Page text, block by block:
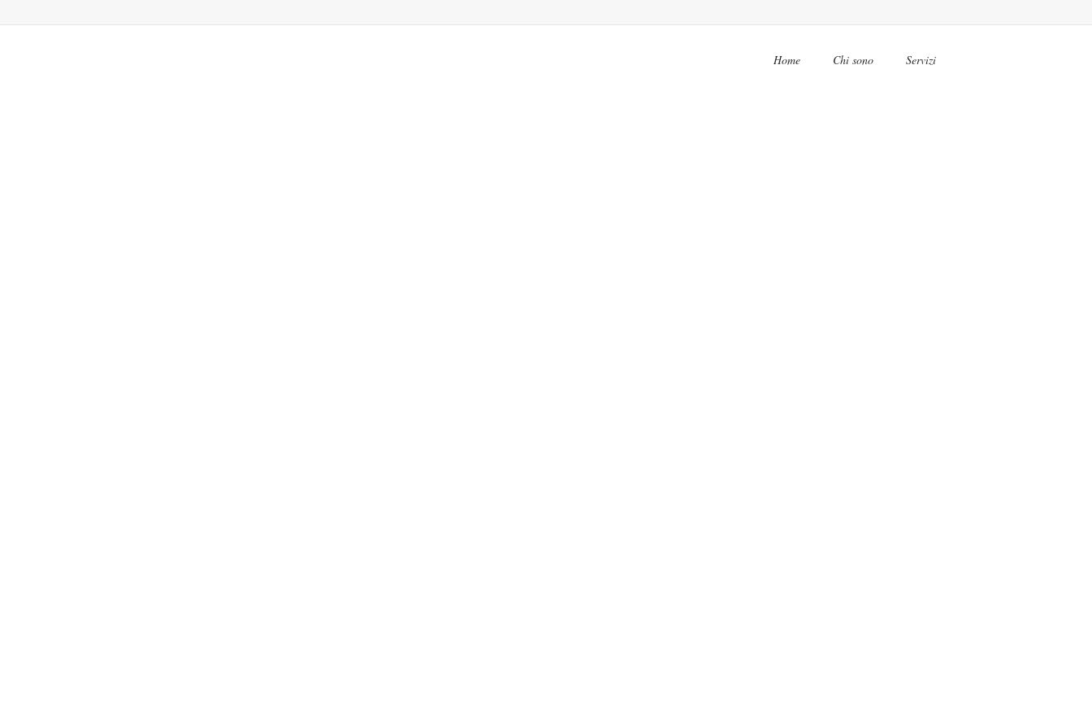
Home Chi sono Servizi